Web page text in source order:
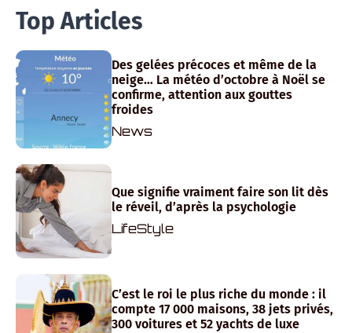
Top Articles
Des gelées précoces et même de la
neige… La météo d’octobre à Noël se
confirme, attention aux gouttes
froides
News
Que signifie vraiment faire son lit dès
le réveil, d’après la psychologie
LifeStyle
C’est le roi le plus riche du monde : il
compte 17 000 maisons, 38 jets privés,
300 voitures et 52 yachts de luxe